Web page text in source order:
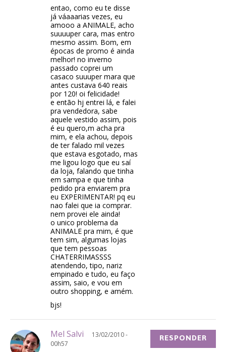
entao, como eu te disse
já váaaarias vezes, eu
amooo a ANIMALE, acho
suuuuper cara, mas entro
mesmo assim. Bom, em
épocas de promo é ainda
melhor! no inverno
passado coprei um
casaco suuuper mara que
antes custava 640 reais
por 120! oi felicidade!
e então hj entrei lá, e falei
pra vendedora, sabe
aquele vestido assim, pois
é eu quero,m acha pra
mim, e ela achou, depois
de ter falado mil vezes
que estava esgotado, mas
me ligou logo que eu saí
da loja, falando que tinha
em sampa e que tinha
pedido pra enviarem pra
eu EXPERIMENTAR! pq eu
nao falei que ia comprar.
nem provei ele ainda!
o unico problema da
ANIMALE pra mim, é que
tem sim, algumas lojas
que tem pessoas
CHATERRIMASSSS
atendendo, tipo, nariz
empinado e tudo, eu faço
assim, saio, e vou em
outro shopping, e amém.
bjs!
Mel Salvi
13/02/2010 -
00h57
RESPONDER